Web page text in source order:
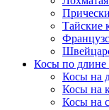
Тайские
Косы по длине
Косы на
Косы на
Косы на